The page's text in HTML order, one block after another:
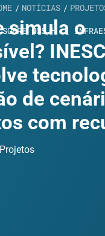
SOBRE NÓS
/ NOTÍCIAS /
simula o
de
com
Projetos